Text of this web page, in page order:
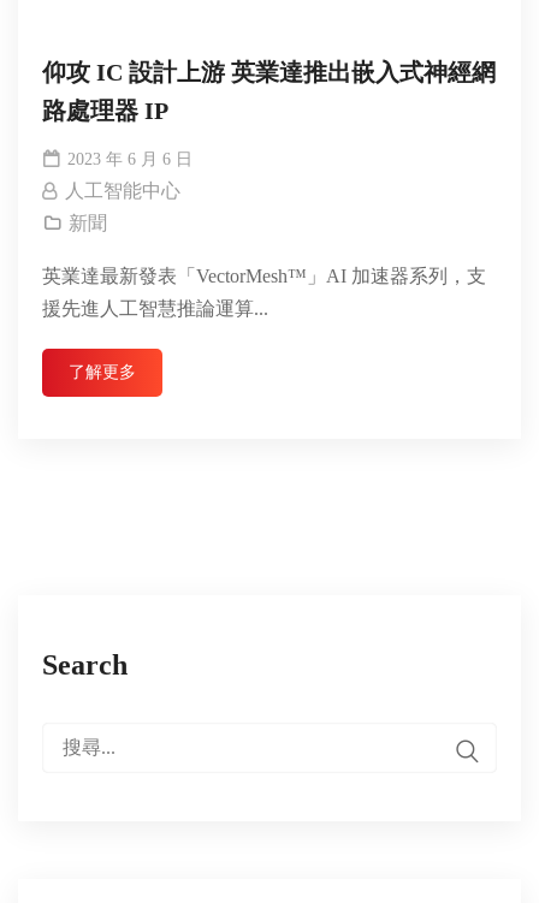
仰攻 IC 設計上游 英業達推出嵌入式神經網
路處理器 IP
2023 年 6 月 6 日
人工智能中心
新聞
英業達最新發表「VectorMesh™」AI 加速器系列，支
援先進人工智慧推論運算...
了解更多
Search